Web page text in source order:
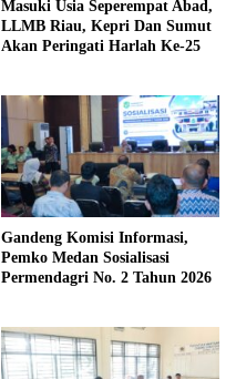
Masuki Usia Seperempat Abad,
LLMB Riau, Kepri Dan Sumut
Akan Peringati Harlah Ke-25
Gandeng Komisi Informasi,
Pemko Medan Sosialisasi
Permendagri No. 2 Tahun 2026